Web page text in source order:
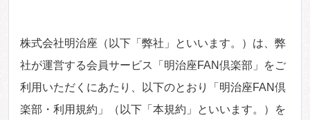
株式会社明治座（以下「弊社」といいます。）は、弊
社が運営する会員サービス「明治座FAN倶楽部」をご
利用いただくにあたり、以下のとおり「明治座FAN倶
楽部・利用規約」（以下「本規約」といいます。）を